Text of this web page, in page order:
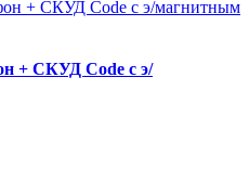
+ СКУД Code с э/